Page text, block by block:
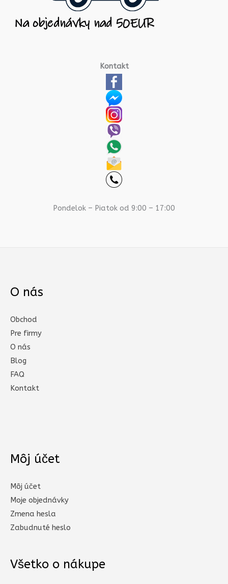
Kontakt
Pondelok – Piatok od 9:00 – 17:00
O nás
Obchod
Pre firmy
O nás
Blog
FAQ
Kontakt
Môj účet
Môj účet
Moje objednávky
Zmena hesla
Zabudnuté heslo
Všetko o nákupe